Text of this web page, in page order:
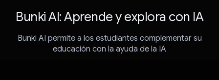
Bunki AI: Aprende y explora con IA
Bunki AI permite a los estudiantes complementar su
educación con la ayuda de la IA